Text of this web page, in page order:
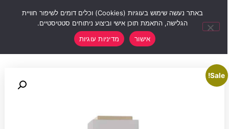
Sale!
באתר נעשה שימוש בעוגיות (Cookies) וכלים דומים לשיפור חוויית
הגלישה, התאמת תוכן אישי וביצוע ניתוחים סטטיסטיים.
אישור
מדיניות עוגיות